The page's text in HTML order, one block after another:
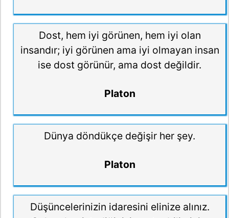
Dost, hem iyi görünen, hem iyi olan
insandır; iyi görünen ama iyi olmayan insan
ise dost görünür, ama dost değildir.
Platon
Dünya döndükçe değişir her şey.
Platon
Düşüncelerinizin idaresini elinize alınız.